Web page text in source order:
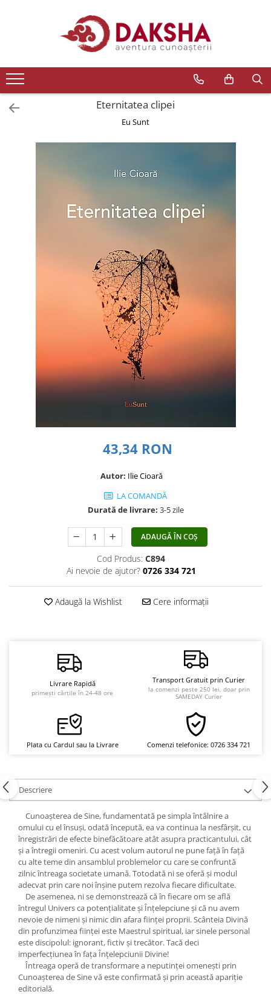
Editura Daksha
Seria Radu Cinamar
Seria Anton Parks
Seria Immanuel Velikovsky
Dezvoltare personală
Seria Chico Xavier
Seria Helena Blavatsky
Lumea îngerilor
Seria Masaru Emoto
Vindecare spirituală
Cristale
Supă de pui pentru suflet
Yoga
Oracol
Spiritualitate şi ştiinţă
Fără categorie
Cunoaștere
Eternitatea clipei
Eu Sunt
43,34 RON
Autor: Ilie Cioară
LA COMANDĂ
Durată de livrare: 3-5 zile
ADAUGĂ ÎN COȘ
Cod Produs: C894
Ai nevoie de ajutor? 0726 334 721
Adaugă la Wishlist Cere informații
Livrare Rapidă
primești cărțile în 24-48 ore
Transport Gratuit prin Curier
la comenzi peste 250 lei, doar prin
SAMEDAY Curier
Plata cu Cardul sau la Livrare Comenzi telefonice: 0726 334 721
Descriere
Cunoașterea de Sine, fundamentată pe simpla întâlnire a
omului cu el însuși, odată începută, ea va continua la nesfârșit, cu
înregistrări de efecte binefăcătoare atât asupra practicantului, cât
și a întregii omeniri. Cu acest volum autorul ne pune față în față
cu alte teme din ansamblul problemelor cu care se confruntă
zilnic întreaga societate umană. Totodată ni se oferă și modul
adecvat prin care noi înșine putem rezolva fiecare dificultate.
De asemenea, ni se demonstrează că în fiecare om se află
întregul Univers ca potențialitate și Înțelepciune și că nu avem
nevoie de nimeni și nimic din afara ființei proprii. Scânteia Divină
din profunzimea ființei este Maestrul spiritual, iar sinele personal
este discipolul: ignorant, fictiv și trecător. Tacă deci
imperfecțiunea în fața Înțelepciunii Divine!
Întreaga operă de transformare a neputinței omenești prin
Cunoașterea de Sine vă este confirmată și prin această apariție
editorială.